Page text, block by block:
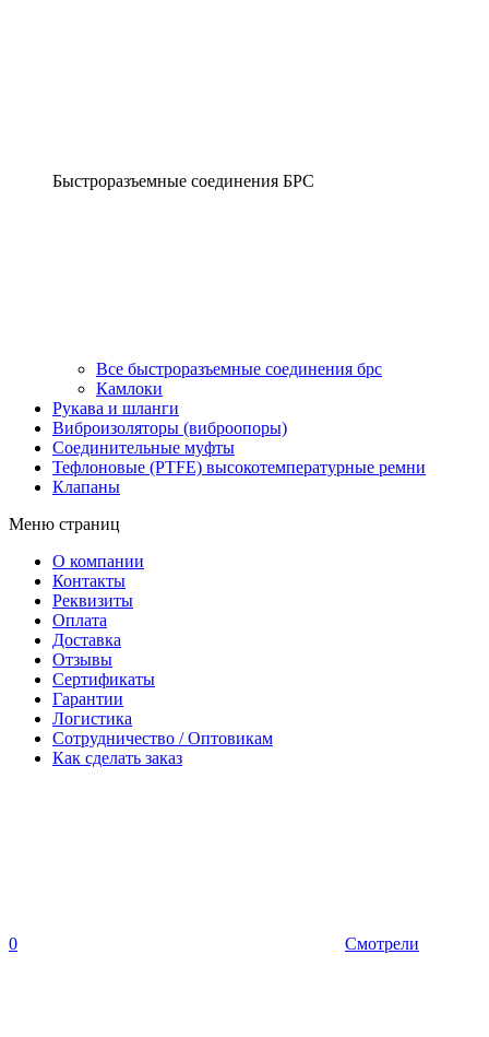
Быстроразъемные соединения БРС
Все быстроразъемные соединения брс
Камлоки
Рукава и шланги
Виброизоляторы (виброопоры)
Соединительные муфты
Тефлоновые (PTFE) высокотемпературные ремни
Клапаны
Меню страниц
О компании
Контакты
Реквизиты
Оплата
Доставка
Отзывы
Сертификаты
Гарантии
Логистика
Сотрудничество / Оптовикам
Как сделать заказ
0 Смотрели